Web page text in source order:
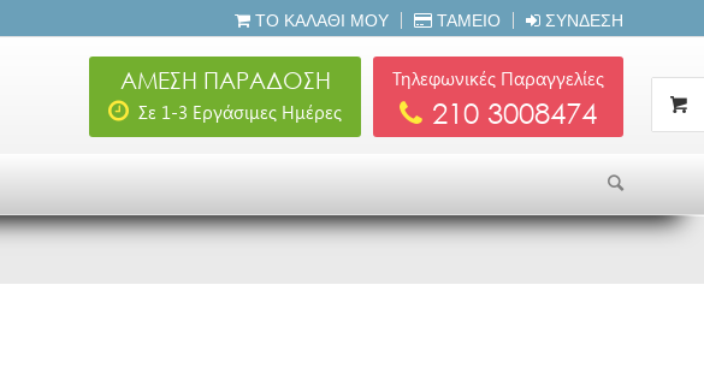
ΤΟ ΚΑΛΆΘΙ ΜΟΥ ΤΑΜΕΊΟ ΣΎΝΔΕΣΗ
Τηλεφωνικές Παραγγελίες
210 3008474
ΑΜΕΣΗ ΠΑΡΑΔΟΣΗ
Σε 1-3 Εργάσιμες Ημέρες